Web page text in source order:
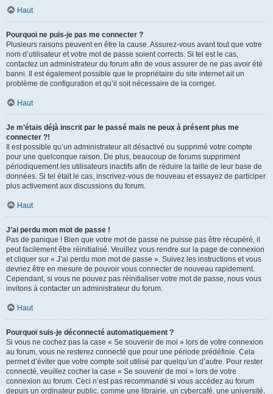
Haut
Pourquoi ne puis-je pas me connecter ?
Plusieurs raisons peuvent en être la cause. Assurez-vous avant tout que votre
nom d’utilisateur et votre mot de passe soient corrects. Si tel est le cas,
contactez un administrateur du forum afin de vous assurer de ne pas avoir été
banni. Il est également possible que le propriétaire du site internet ait un
problème de configuration et qu’il soit nécessaire de la corriger.
Haut
Je m’étais déjà inscrit par le passé mais ne peux à présent plus me
connecter ?!
Il est possible qu’un administrateur ait désactivé ou supprimé votre compte
pour une quelconque raison. De plus, beaucoup de forums suppriment
périodiquement les utilisateurs inactifs afin de réduire la taille de leur base de
données. Si tel était le cas, inscrivez-vous de nouveau et essayez de participer
plus activement aux discussions du forum.
Haut
J’ai perdu mon mot de passe !
Pas de panique ! Bien que votre mot de passe ne puisse pas être récupéré, il
peut facilement être réinitialisé. Veuillez vous rendre sur la page de connexion
et cliquer sur « J’ai perdu mon mot de passe ». Suivez les instructions et vous
devriez être en mesure de pouvoir vous connecter de nouveau rapidement.
Cependant, si vous ne pouvez pas réinitialiser votre mot de passe, nous vous
invitons à contacter un administrateur du forum.
Haut
Pourquoi suis-je déconnecté automatiquement ?
Si vous ne cochez pas la case « Se souvenir de moi » lors de votre connexion
au forum, vous ne resterez connecté que pour une période prédéfinie. Cela
permet d’éviter que votre compte soit utilisé par quelqu’un d’autre. Pour rester
connecté, veuillez cocher la case « Se souvenir de moi » lors de votre
connexion au forum. Ceci n’est pas recommandé si vous accédez au forum
depuis un ordinateur public, comme une librairie, un cybercafé, une université,